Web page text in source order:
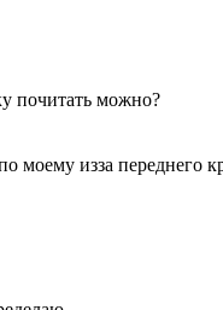
почитать можно?
моему изза переднего